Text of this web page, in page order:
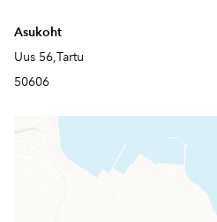
Asukoht
Uus 56,Tartu
50606